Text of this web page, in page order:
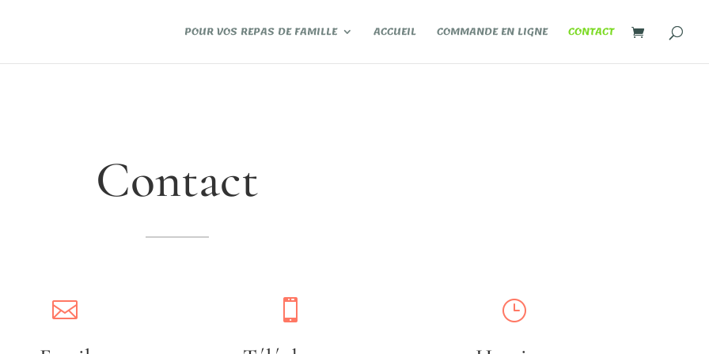
POUR VOS REPAS DE FAMILLE ACCUEIL COMMANDE EN LIGNE CONTACT
Contact
  }